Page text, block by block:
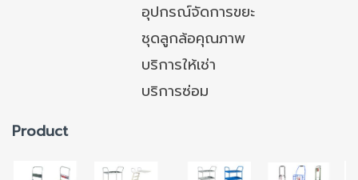
อุปกรณ์จัดการขยะ
ชุดลูกล้อคุณภาพ
บริการให้เช่า
บริการซ่อม
Product